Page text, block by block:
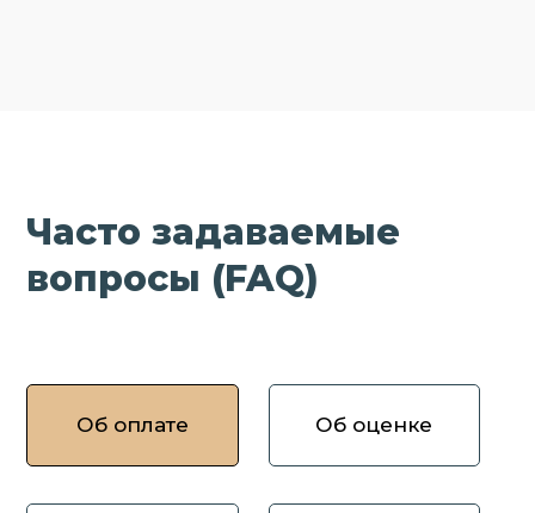
Часто задаваемые
вопросы (FAQ)
Об оплате Об оценке